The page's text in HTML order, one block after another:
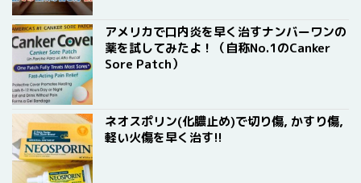
アメリカで口内炎を早く治すナンバーワンの
薬を試してみたよ！（自称No.1のCanker
Sore Patch）
ネオスポリン(化膿止め)で切り傷, かすり傷,
軽い火傷を早く治す!!